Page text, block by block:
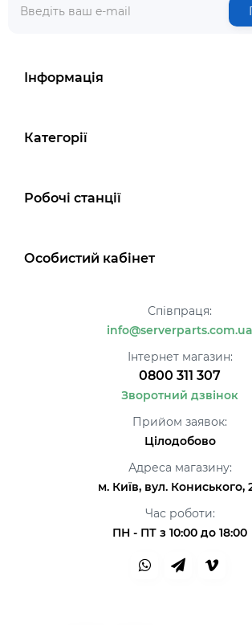
Інформація
Категорії
Робочі станції
Особистий кабінет
Співпраця:
info@serverparts.com.ua
Інтернет магазин:
0800 311 307
Зворотний дзвінок
Прийом заявок:
Цілодобово
Адреса магазину:
м. Київ, вул. Кониського,
Час роботи:
ПН - ПТ з 10:00 до 18:00